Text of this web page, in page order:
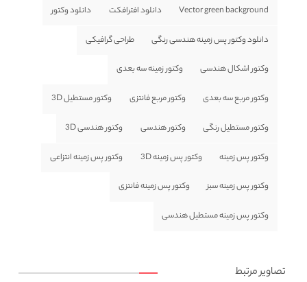
Vector green background دانلود افترافکت دانلود وکتور
دانلود وکتور پس زمینه هندسی رنگی طراحی گرافیکی
وکتور اشکال هندسی وکتور زمینه سه بعدی
وکتور مربع سه بعدی وکتور مربع فانتزی وکتور مستطیل 3D
وکتور مستطیل رنگی وکتور هندسی وکتور هندسی 3D
وکتور پس زمینه وکتور پس زمینه 3D وکتور پس زمینه انتزاعی
وکتور پس زمینه سبز وکتور پس زمینه فانتزی
وکتور پس زمینه مستطیل هندسی
تصاویر مرتبط